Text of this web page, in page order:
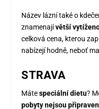
Název lázní také o
znamenajívětší
celková cena, kterou
nabízejí hodně, neboť
STRAVA
Mátespeciální dietu?
pobyty nejsou